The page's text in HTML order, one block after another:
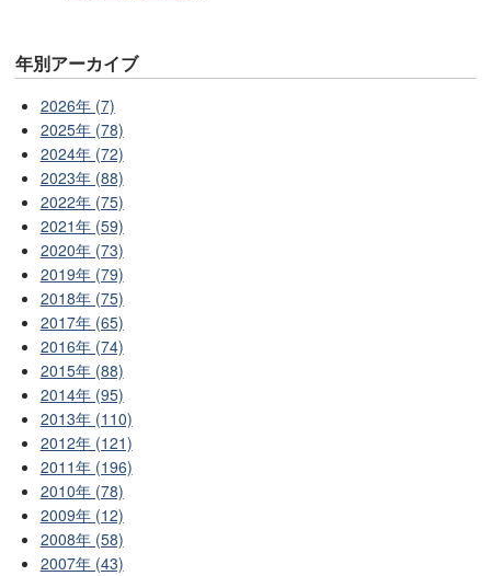
年別アーカイブ
2026年 (7)
2025年 (78)
2024年 (72)
2023年 (88)
2022年 (75)
2021年 (59)
2020年 (73)
2019年 (79)
2018年 (75)
2017年 (65)
2016年 (74)
2015年 (88)
2014年 (95)
2013年 (110)
2012年 (121)
2011年 (196)
2010年 (78)
2009年 (12)
2008年 (58)
2007年 (43)